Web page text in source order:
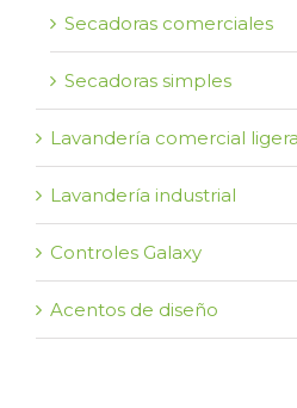
Secadoras comerciales
Secadoras simples
Lavandería comercial ligera
Lavandería industrial
Controles Galaxy
Acentos de diseño